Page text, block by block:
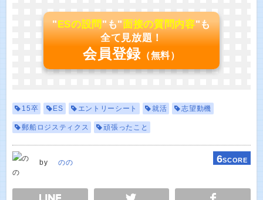
"ESの設問"も"面接の質問内容"も
全て見放題！
会員登録 （無料）
15卒 ES エントリーシート 就活 志望動機
郵船ロジスティクス 頑張ったこと
by のの 6SCORE
TWEET